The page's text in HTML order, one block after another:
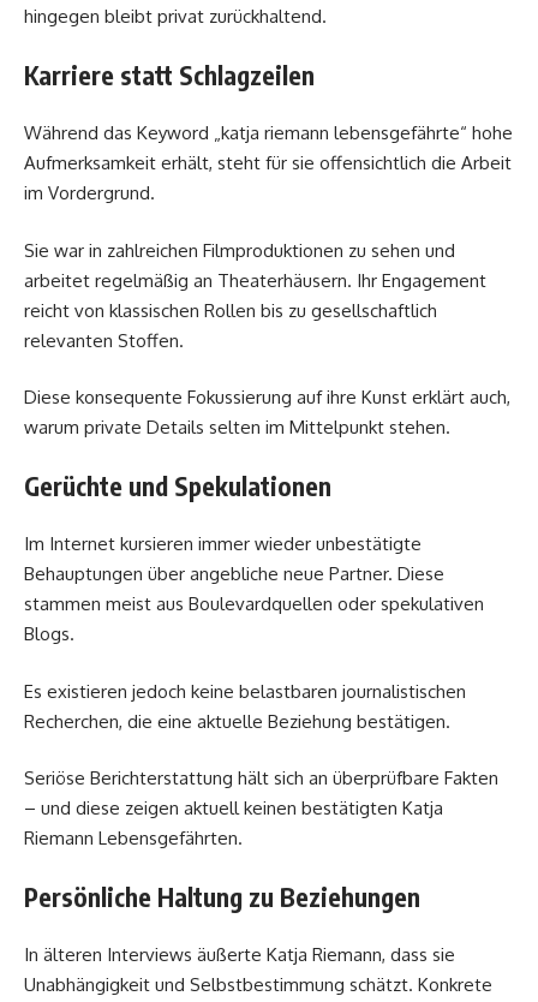
hingegen bleibt privat zurückhaltend.
Karriere statt Schlagzeilen
Während das Keyword „katja riemann lebensgefährte“ hohe
Aufmerksamkeit erhält, steht für sie offensichtlich die Arbeit
im Vordergrund.
Sie war in zahlreichen Filmproduktionen zu sehen und
arbeitet regelmäßig an Theaterhäusern. Ihr Engagement
reicht von klassischen Rollen bis zu gesellschaftlich
relevanten Stoffen.
Diese konsequente Fokussierung auf ihre Kunst erklärt auch,
warum private Details selten im Mittelpunkt stehen.
Gerüchte und Spekulationen
Im Internet kursieren immer wieder unbestätigte
Behauptungen über angebliche neue Partner. Diese
stammen meist aus Boulevardquellen oder spekulativen
Blogs.
Es existieren jedoch keine belastbaren journalistischen
Recherchen, die eine aktuelle Beziehung bestätigen.
Seriöse Berichterstattung hält sich an überprüfbare Fakten
– und diese zeigen aktuell keinen bestätigten Katja
Riemann Lebensgefährten.
Persönliche Haltung zu Beziehungen
In älteren Interviews äußerte Katja Riemann, dass sie
Unabhängigkeit und Selbstbestimmung schätzt. Konkrete